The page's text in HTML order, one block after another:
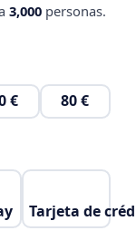
3,000 personas.
€ 80 €
Tarjeta de